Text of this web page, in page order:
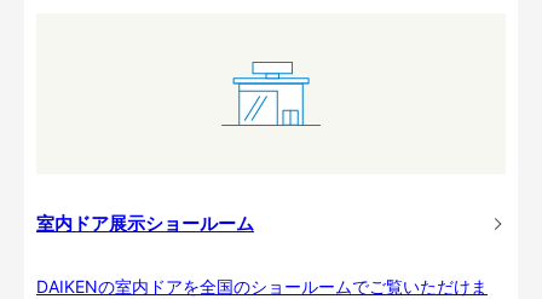
室内ドア展示ショールーム
DAIKENの室内ドアを全国のショールームでご覧いただけま